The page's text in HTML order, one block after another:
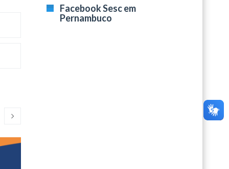
Facebook Sesc em
Pernambuco